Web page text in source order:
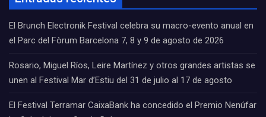
El Brunch Electronik Festival celebra su macro-evento anual en
el Parc del Fòrum Barcelona 7, 8 y 9 de agosto de 2026
Rosario, Miguel Ríos, Leire Martínez y otros grandes artistas se
unen al Festival Mar d’Estiu del 31 de julio al 17 de agosto
El Festival Terramar CaixaBank ha concedido el Premio Nenúfar